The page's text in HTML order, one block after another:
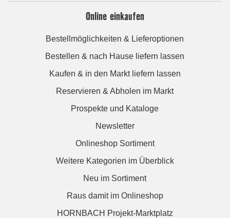
Online einkaufen
Bestellmöglichkeiten & Lieferoptionen
Bestellen & nach Hause liefern lassen
Kaufen & in den Markt liefern lassen
Reservieren & Abholen im Markt
Prospekte und Kataloge
Newsletter
Onlineshop Sortiment
Weitere Kategorien im Überblick
Neu im Sortiment
Raus damit im Onlineshop
HORNBACH Projekt-Marktplatz